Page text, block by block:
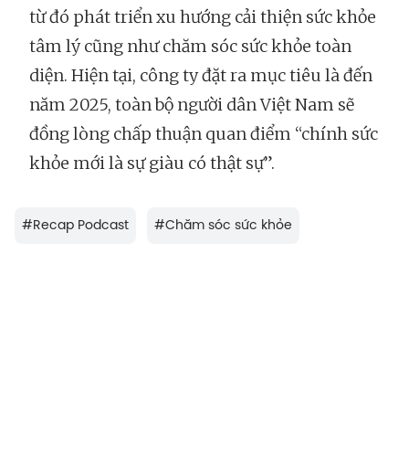
từ đó phát triển xu hướng cải thiện sức khỏe
tâm lý cũng như chăm sóc sức khỏe toàn
diện. Hiện tại, công ty đặt ra mục tiêu là đến
năm 2025, toàn bộ người dân Việt Nam sẽ
đồng lòng chấp thuận quan điểm “chính sức
khỏe mới là sự giàu có thật sự”.
#Recap Podcast #Chăm sóc sức khỏe